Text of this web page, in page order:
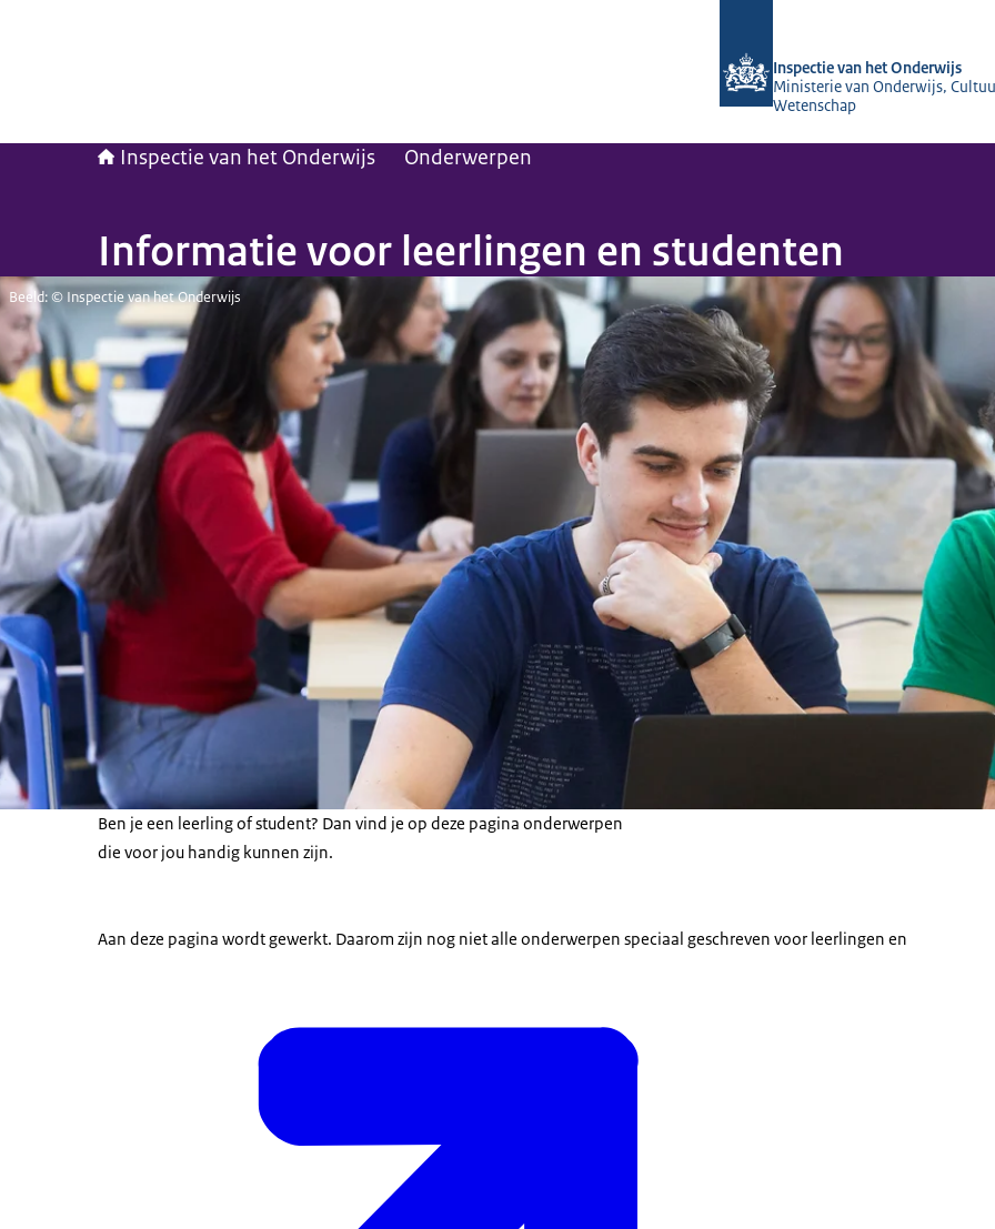
Inspectie van het Onderwijs
Ministerie van Onderwijs,
Wetenschap
Inspectie van het Onderwijs Onderwerpen
Informatie voor leerlingen en studenten
Beeld: © Inspectie van het Onderwijs
Ben je een leerling of student? Dan vind je op deze pagina onderwerpen
die voor jou handig kunnen zijn.
Aan deze pagina wordt gewerkt. Daarom zijn nog niet alle onderwerpen speciaal geschreven voor leerlingen en